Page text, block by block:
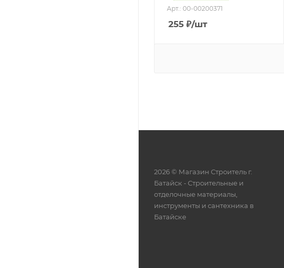
Арт.: 00-00200371
255 ₽/шт
2026 © Магазин Строитель г.
Батайск - Cтроительные и
отделочные материалы,
инструменты и сантехника в
Батайске